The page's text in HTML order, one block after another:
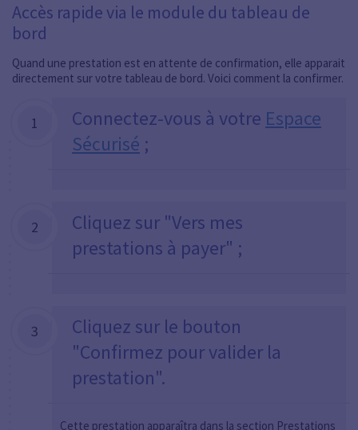
Accès rapide via le module du tableau de
bord
Quand une prestation est en attente de confirmation, elle apparait
directement sur votre tableau de bord. Voici comment la confirmer.
1 Connectez-vous à votre Espace
Sécurisé ;
2
Cliquez sur "Vers mes
prestations à payer" ;
3
Cliquez sur le bouton
"Confirmez pour valider la
prestation".
Cette prestation apparaîtra dans la section Prestations